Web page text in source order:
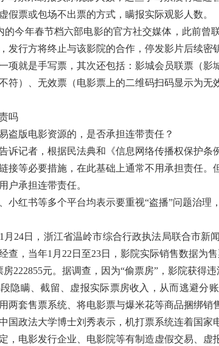
假票或包场不出票的方式，瞒报实际观影人数。
年春节档六部电影的官方社交媒体，此前曾
发行方将终止与该影院的合作，停发影片后续密
项就是手写票，其次还包括：影城会员联票（
符）、无效票（电影票上的二维码扫码显示为无
吗
版电影资源的，是否承担连带责任？
记者，根据民法典和《信息网络传播权保护条
接等必要措施，在此基础上通常不用承担责任
户承担连带责任。
红书等多个平台均表示要重视“盗播”问题治理，
24日，浙江省温岭市综合行政执法局联合市新
查，当年1月22日至23日，影院实际销售数据为
222855元。据调查，因为“偷票房”，影院获得违
瞒、截留、虚报实际票房收入，从而逃避分
两套售票系统、将电影票与爆米花等商品捆绑销
政法大学博士刘秀表示，机打票系统连着国家
，电影发行企业、电影院等有制造虚假交易、